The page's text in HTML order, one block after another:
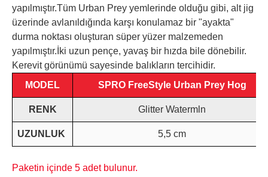
yapılmıştır.Tüm Urban Prey yemlerinde olduğu gibi, alt jig
üzerinde avlanıldığında karşı konulamaz bir "ayakta"
durma noktası oluşturan süper yüzer malzemeden
yapılmıştır.İki uzun pençe, yavaş bir hızda bile dönebilir.
Kerevit görünümü sayesinde balıkların tercihidir.
MODEL
SPRO FreeStyle Urban Prey Hog
RENK Glitter Watermln
UZUNLUK 5,5 cm
Paketin içinde 5 adet bulunur.